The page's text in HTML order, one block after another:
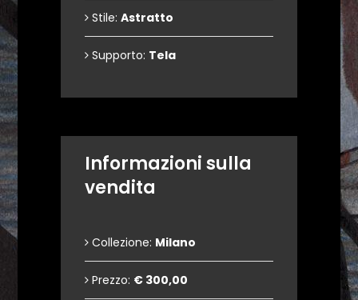
Stile: Astratto
Supporto: Tela
Informazioni sulla
vendita
Collezione: Milano
Prezzo: € 300,00